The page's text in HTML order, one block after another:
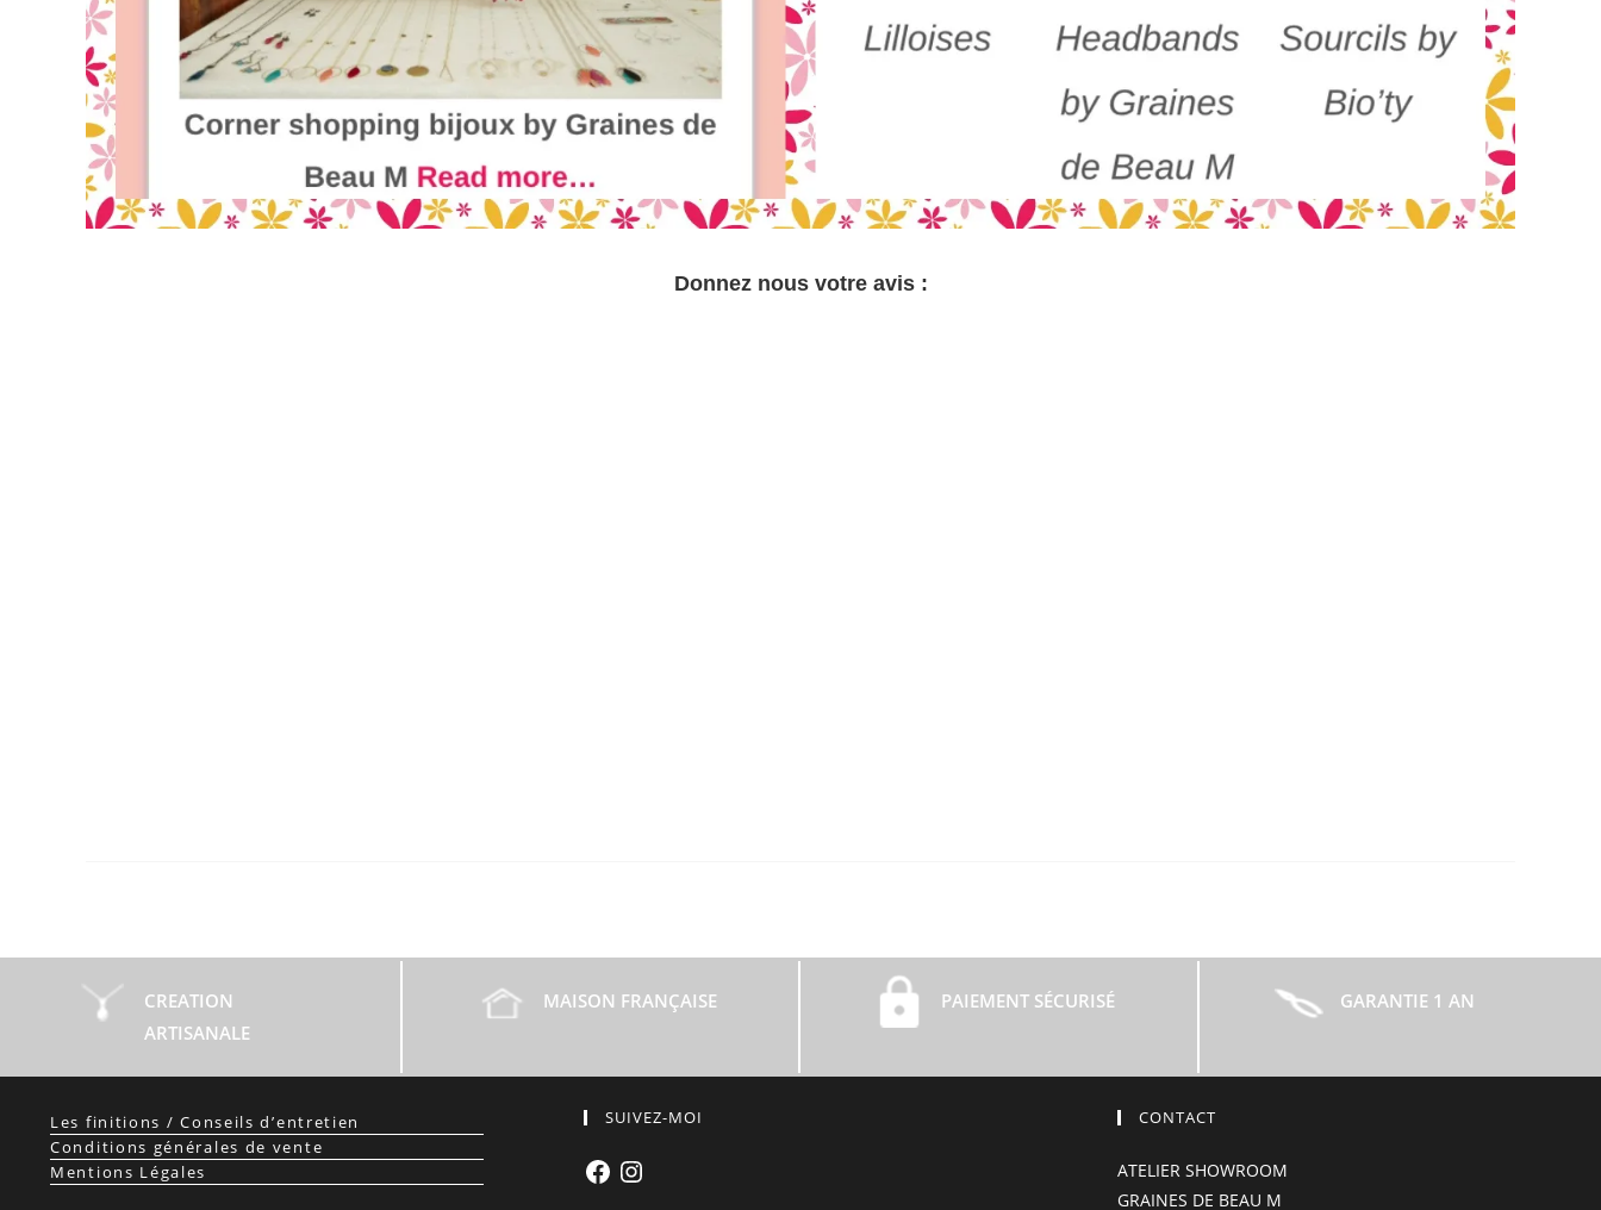
Donnez nous votre avis :
CREATION
ARTISANALE
MAISON FRANÇAISE PAIEMENT SÉCURISÉ GARANTIE 1 AN
Les finitions / Conseils d’entretien
Conditions générales de vente
Mentions Légales
SUIVEZ-MOI
FacebookInstagram
CONTACT
ATELIER SHOWROOM
GRAINES DE BEAU M